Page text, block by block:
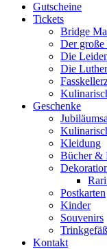
Gutscheine
Tickets
Bridge
Der
Die
Die
Geschenke
Kleidung
Bücher &
Postkarten
Kinder
Souvenirs
Kontakt